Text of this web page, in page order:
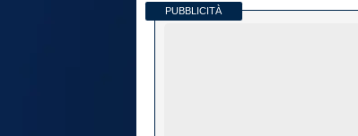
PUBBLICITÀ